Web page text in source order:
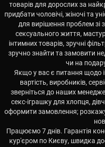
товарів для дорослих за
придбати чоловічі, жіночі та
для вирішення проблем зі
сексуального життя,
інтимних товарів, зручні
зручно знайти та замовити
чи на
Якщо у вас є питання щодо
вартість, виробників,
зверніться до наших
секс-іграшку для хлопця,
оформити замовлення;
Працюємо 7 днів. Гарантія
кур'єром по Києву, швидка